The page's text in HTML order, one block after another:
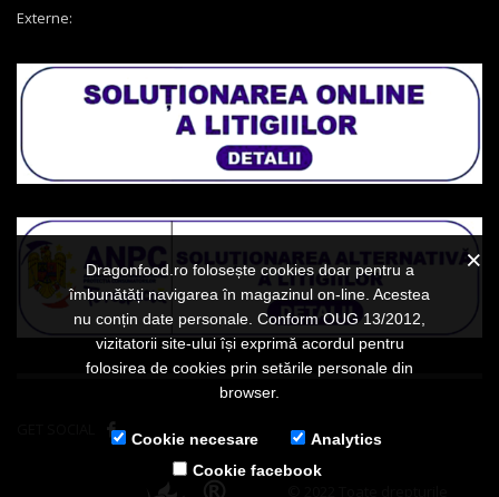
Externe:
Dragonfood.ro folosește cookies doar pentru a
îmbunătăți navigarea în magazinul on-line. Acestea
nu conțin date personale. Conform OUG 13/2012,
vizitatorii site-ului își exprimă acordul pentru
folosirea de cookies prin setările personale din
browser.
Cookie necesare
Analytics
Cookie facebook